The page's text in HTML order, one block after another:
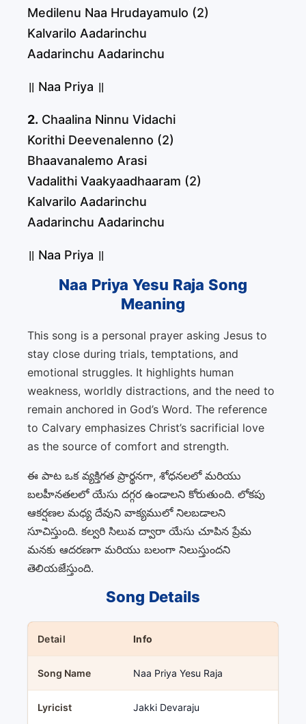
Medilenu Naa Hrudayamulo (2)
Kalvarilo Aadarinchu
Aadarinchu Aadarinchu
॥ Naa Priya ॥
2. Chaalina Ninnu Vidachi
Korithi Deevenalenno (2)
Bhaavanalemo Arasi
Vadalithi Vaakyaadhaaram (2)
Kalvarilo Aadarinchu
Aadarinchu Aadarinchu
॥ Naa Priya ॥
Naa Priya Yesu Raja Song
Meaning
This song is a personal prayer asking Jesus to
stay close during trials, temptations, and
emotional struggles. It highlights human
weakness, worldly distractions, and the need to
remain anchored in God’s Word. The reference
to Calvary emphasizes Christ’s sacrificial love
as the source of comfort and strength.
ఈ పాట ఒక వ్యక్తిగత ప్రార్థనగా, శోధనలలో మరియు
బలహీనతలలో యేసు దగ్గర ఉండాలని కోరుతుంది. లోకపు
ఆకర్షణల మధ్య దేవుని వాక్యములో నిలబడాలని
సూచిస్తుంది. కల్వరి సిలువ ద్వారా యేసు చూపిన ప్రేమ
మనకు ఆదరణగా మరియు బలంగా నిలుస్తుందని
తెలియజేస్తుంది.
Song Details
Detail Info
Song Name Naa Priya Yesu Raja
Lyricist Jakki Devaraju